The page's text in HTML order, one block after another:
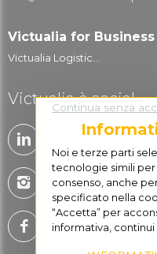
Victualia for Business
Victualia Logistic...
Victualia è social
Continua senza
Noi e terze parti
tecnologie simili
consenso, anche
specificato nella
“Accetta” per
informativa, continui